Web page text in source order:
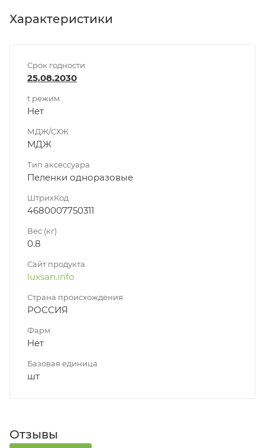
Характеристики
Срок годности
25.08.2030
t режим
Нет
МДЖ/СХЖ
МДЖ
Тип аксессуара
Пеленки одноразовые
ШтрихКод
4680007750311
Вес (кг)
0.8
Сайт продукта
luxsan.info
Страна происхождения
РОССИЯ
Фарм
Нет
Базовая единица
шт
Отзывы